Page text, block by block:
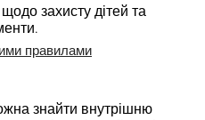
захисту дітей та
правилами
знайти внутрішню